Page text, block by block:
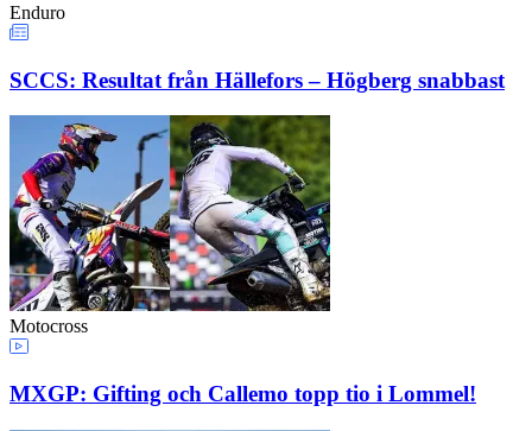
Enduro
SCCS: Resultat från Hällefors – Högberg snabbast
Motocross
MXGP: Gifting och Callemo topp tio i Lommel!